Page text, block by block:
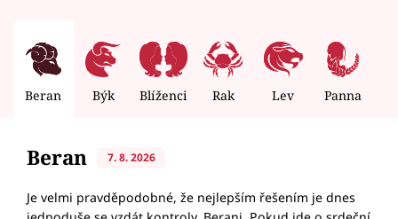
Beran Býk Blíženci Rak Lev Panna
Beran 7. 8. 2026
Je velmi pravděpodobné, že nejlepším řešením je dnes